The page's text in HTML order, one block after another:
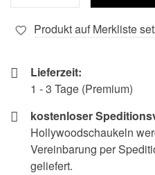
Produkt auf Merkliste
Lieferzeit:
1 - 3 Tage (Premium)
kostenloser
Hollywoodschaukeln
Vereinbarung per
geliefert.